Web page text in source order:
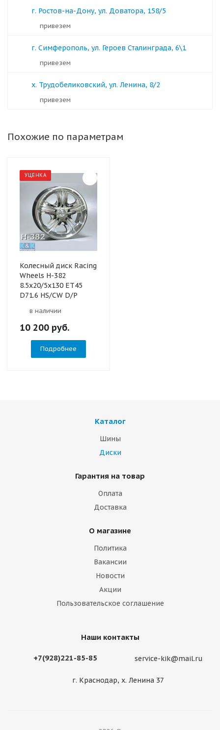
г. Ростов-на-Дону, ул. Доватора, 158/5
Привезем
г. Симферополь, ул. Героев Сталинграда, 6\1
Привезем
х. Трудобеликовский, ул. Ленина, 8/2
Привезем
Похожие по параметрам
УЦЕНКА
Колесный диск Racing
Wheels H-382
8.5x20/5x130 ET45
D71.6 HS/CW D/P
в наличии
10 200 руб.
Подробнее
Каталог
Шины
Диски
Гарантия на товар
Оплата
Доставка
О магазине
Политика
Вакансии
Новости
Акции
Пользовательское соглашение
Наши контакты
+7(928)221-85-85 service-kik@mail.ru
г. Краснодар, х. Ленина 37